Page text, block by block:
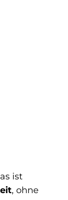
ist
, ohne